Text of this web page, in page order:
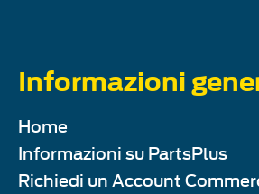
Informazioni
Home
Informazioni su PartsPlus
Richiedi un Account